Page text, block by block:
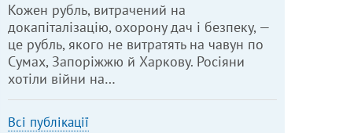
Кожен рубль, витрачений на
докапіталізацію, охорону дач і безпеку, —
це рубль, якого не витратять на чавун по
Сумах, Запоріжжю й Харкову. Росіяни
хотіли війни на…
Всі публікації